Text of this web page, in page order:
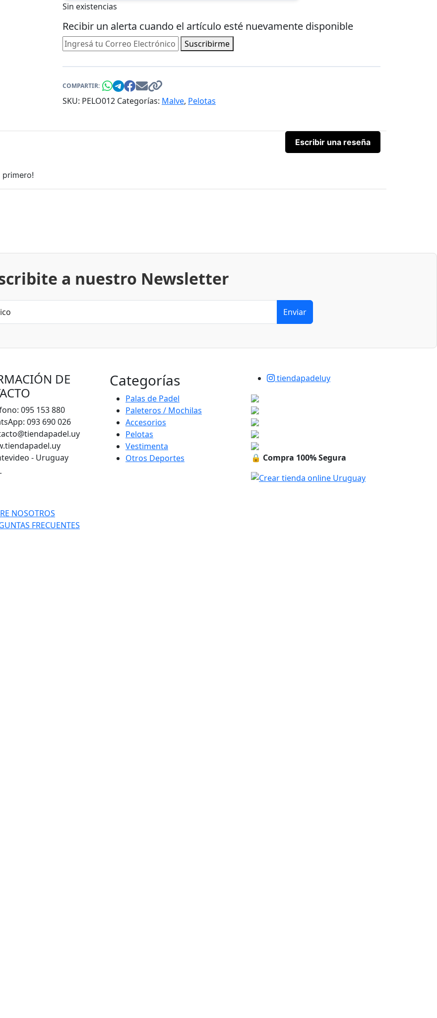
Sin existencias
Recibir un alerta cuando el artículo esté nuevamente disponible
Suscribirme
COMPARTIR:
SKU: PELO012 Categorías: Malve, Pelotas
Escribir una reseña
primero!
a nuestro Newsletter
Enviar
DE
095 153 880
093 690 026
- Uruguay
NOSOTROS
FRECUENTES
Categorías
Palas de Padel
Paleteros / Mochilas
Accesorios
Pelotas
Vestimenta
Otros Deportes
tiendapadeluy
🔒 Compra 100% Segura